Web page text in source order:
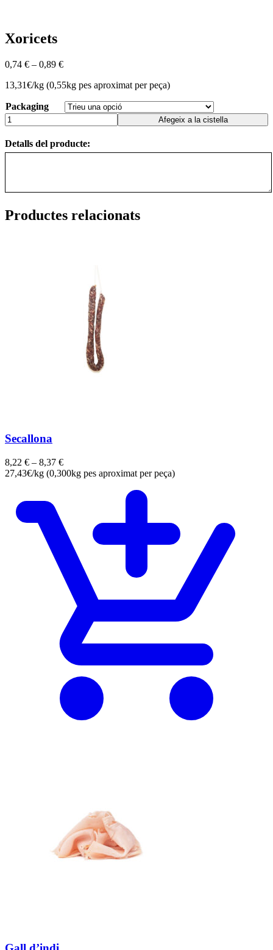
Xoricets
0,74 € – 0,89 €
13,31€/kg (0,55kg pes aproximat per peça)
Packaging
Afegeix a la cistella
Detalls del producte:
Productes relacionats
Secallona
8,22 € – 8,37 €
27,43€/kg (0,300kg pes aproximat per peça)